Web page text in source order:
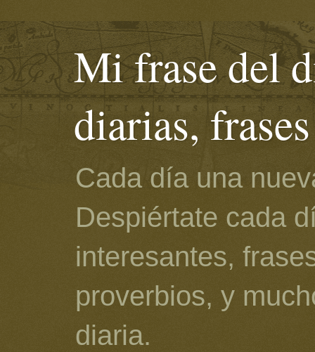
Mi frase del
diarias,
Cada día una
Despiértate cada
interesantes,
proverbios, y
diaria.